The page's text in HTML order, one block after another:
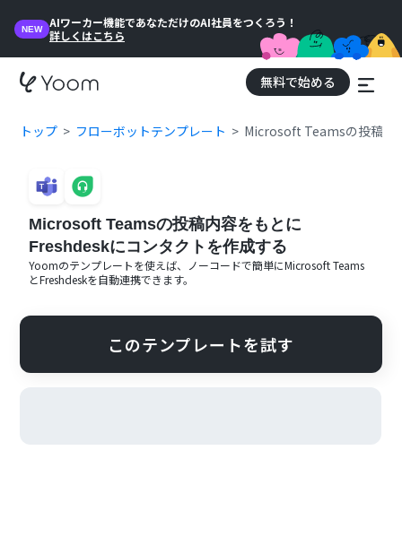
NEW
AIワーカー機能であなただけのAI社員をつくろう！
詳しくはこちら
無料で始める
トップ フローボットテンプレート Microsoft Teamsの投稿内
Microsoft Teamsの投稿内容をもとに
Freshdeskにコンタクトを作成する
Yoomのテンプレートを使えば、ノーコードで簡単にMicrosoft Teams
とFreshdeskを自動連携できます。
このテンプレートを試す